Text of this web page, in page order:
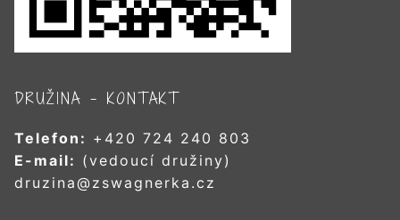
DRUŽINA – KONTAKT
Telefon: +420 724 240 803
E-mail: (vedoucí družiny)
druzina@zswagnerka.cz